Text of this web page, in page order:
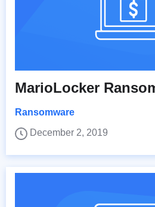
MarioLocker
Ransomware
December 2, 2019